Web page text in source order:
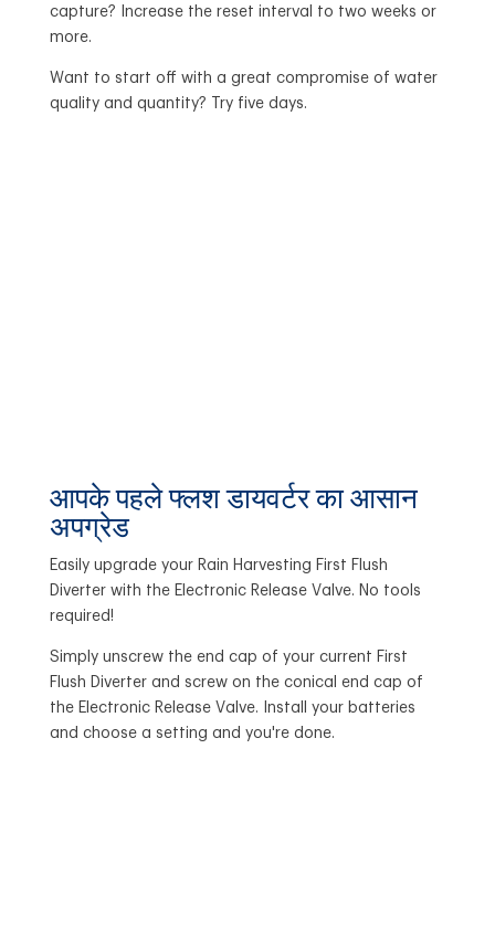
capture? Increase the reset interval to two weeks or
more.
Want to start off with a great compromise of water
quality and quantity? Try five days.
आपके पहले फ्लश डायवर्टर का आसान
अपग्रेड
Easily upgrade your Rain Harvesting First Flush
Diverter with the Electronic Release Valve. No tools
required!
Simply unscrew the end cap of your current First
Flush Diverter and screw on the conical end cap of
the Electronic Release Valve. Install your batteries
and choose a setting and you're done.